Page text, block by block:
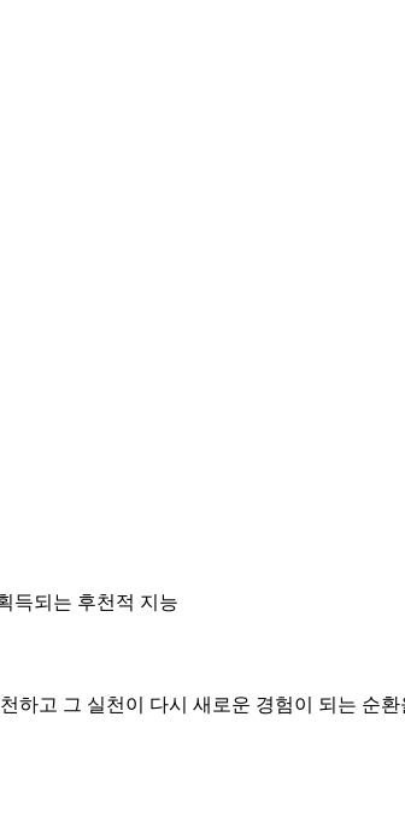
득되는 후천적 지능
하고 그 실천이 다시 새로운 경험이 되는 순